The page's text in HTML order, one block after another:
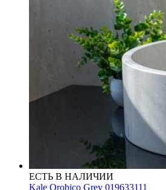
ЕСТЬ В НАЛИЧИИ
Kale Orobico Grey 019633111